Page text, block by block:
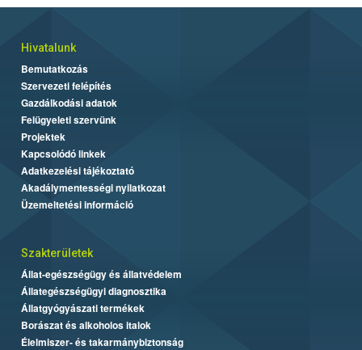
Hivatalunk
Bemutatkozás
Szervezeti felépítés
Gazdálkodási adatok
Felügyeleti szervünk
Projektek
Kapcsolódó linkek
Adatkezelési tájékoztató
Akadálymentességi nyilatkozat
Üzemeltetési információ
Szakterületek
Állat-egészségügy és állatvédelem
Állategészségügyi diagnosztika
Állatgyógyászati termékek
Borászat és alkoholos italok
Élelmiszer- és takarmánybiztonság